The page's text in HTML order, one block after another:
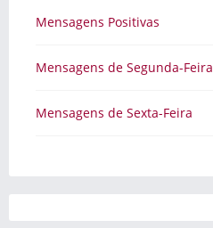
Mensagens Positivas
Mensagens de Segunda-Feira
Mensagens de Sexta-Feira